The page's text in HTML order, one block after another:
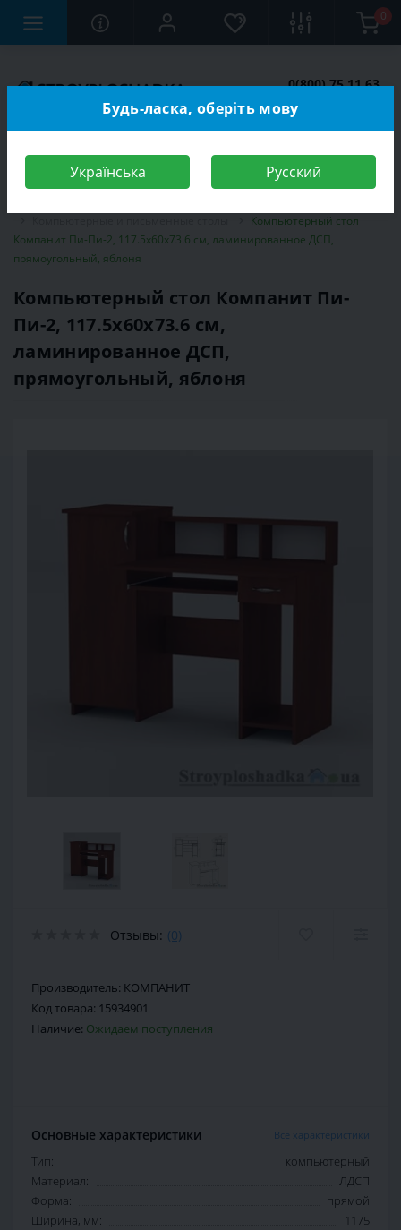
0
0(800) 75 11 63
Компьютерный стол
Компанит Пи-Пи-2, 117.5х60х73.6 см, ламинированное ДСП,
прямоугольный, яблоня
Компьютерный стол Компанит Пи-
Пи-2, 117.5х60х73.6 см,
ламинированное ДСП,
прямоугольный, яблоня
Отзывы: (0)
Производитель: КОМПАНИТ
Код товара: 15934901
Наличие: Ожидаем поступления
Основные характеристики Все характеристики
Тип:
компьютерный
Материал:
ЛДСП
Форма:
прямой
Ширина, мм:
1175
Будь-ласка, оберіть мову
Українська Русский